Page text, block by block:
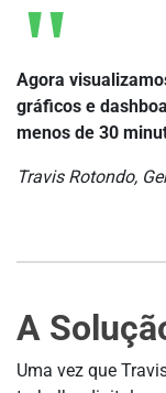
Agora
gráficos e
menos de 30
Travis Rotondo,
A
Uma vez que